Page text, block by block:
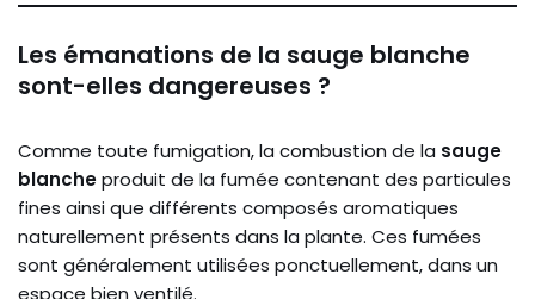
Les émanations de la sauge blanche
sont-elles dangereuses ?
Comme toute fumigation, la combustion de la sauge
blancheproduit de la fumée contenant des particules
fines ainsi que différents composés aromatiques
naturellement présents dans la plante. Ces fumées
sont généralement utilisées ponctuellement, dans un
espace bien ventilé.